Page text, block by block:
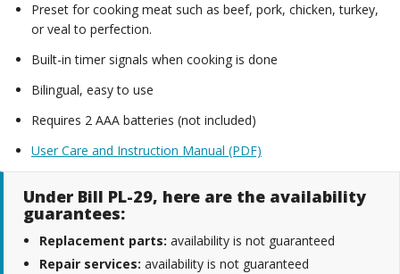
Preset for cooking meat such as beef, pork, chicken, turkey,
or veal to perfection.
Built-in timer signals when cooking is done
Bilingual, easy to use
Requires 2 AAA batteries (not included)
User Care and Instruction Manual (PDF)
Under Bill PL-29, here are the availability
guarantees:
Replacement parts: availability is not guaranteed
Repair services: availability is not guaranteed